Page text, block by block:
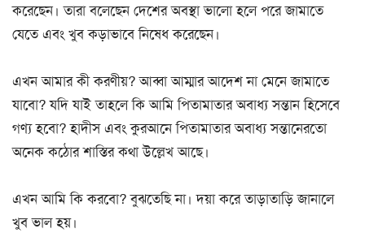
করেছেন। তারা বলেছেন দেশের অবস্থা ভালো হলে পরে জামাতে
যেতে এবং খুব কড়াভাবে নিষেধ করেছেন।
এখন আমার কী করণীয়? আব্বা আম্মার আদেশ না মেনে জামাতে
যাবো? যদি যাই তাহলে কি আমি পিতামাতার অবাধ্য সন্তান হিসেবে
গণ্য হবো? হাদীস এবং কুরআনে পিতামাতার অবাধ্য সন্তানেরতো
অনেক কঠোর শাস্তির কথা উল্লেখ আছে।
এখন আমি কি করবো? বুঝতেছি না। দয়া করে তাড়াতাড়ি জানালে
খুব ভাল হয়।